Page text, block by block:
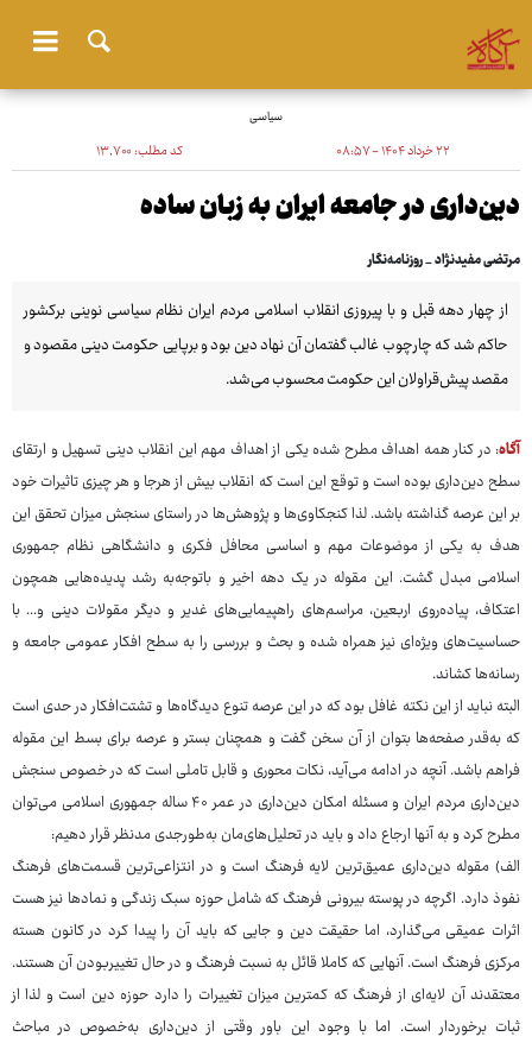
سیاسی
۲۲ خرداد ۱۴۰۴ - ۰۸:۵۷ کد مطلب:۱۳٬۷۰۰
دین‌داری در جامعه ایران به زبان ساده
مرتضی مفیدنژاد _ روزنامه‌نگار
از چهار دهه قبل و با پیروزی انقلاب اسلامی مردم ایران نظام سیاسی نوینی برکشور
حاکم شد که چارچوب غالب گفتمان آن نهاد دین بود و برپایی حکومت دینی مقصود و
مقصد پیش‌قراولان این حکومت محسوب می‌شد.
آگاه: در کنار همه اهداف مطرح شده یکی از اهداف مهم این انقلاب دینی تسهیل و ارتقای
سطح دین‌داری بوده است و توقع این است که انقلاب بیش از هرجا و هر چیزی تاثیرات خود
بر این عرصه گذاشته باشد. لذا کنجکاوی‌ها و پژوهش‌ها در راستای سنجش میزان تحقق این
هدف به یکی از موضوعات مهم و اساسی محافل فکری و دانشگاهی نظام جمهوری
اسلامی مبدل گشت. این مقوله در یک دهه اخیر و باتوجه‌به رشد پدیده‌هایی همچون
اعتکاف، پیاده‌روی اربعین، مراسم‌های راهپیمایی‌های غدیر و دیگر مقولات دینی و... با
حساسیت‌های ویژه‌ای نیز همراه شده و بحث و بررسی را به سطح افکار عمومی جامعه و
رسانه‌ها کشاند.
البته نباید از این نکته غافل بود که در این عرصه تنوع دیدگاه‌ها و تشتت‌افکار در حدی است
که به‌قدر صفحه‌ها بتوان از آن سخن گفت و همچنان بستر و عرصه برای بسط این مقوله
فراهم باشد. آنچه در ادامه می‌آید، نکات محوری و قابل تاملی است که در خصوص سنجش
دین‌داری مردم ایران و مسئله امکان دین‌داری در عمر ۴۰ ساله جمهوری اسلامی می‌توان
مطرح کرد و به آنها ارجاع داد و باید در تحلیل‌های‌مان به‌طورجدی مدنظر قرار دهیم:
الف) مقوله دین‌داری عمیق‌ترین لایه فرهنگ است و در انتزاعی‌ترین قسمت‌های فرهنگ
نفوذ دارد. اگرچه در پوسته بیرونی فرهنگ که شامل حوزه سبک زندگی و نمادها نیز هست
اثرات عمیقی می‌گذارد، اما حقیقت دین و جایی که باید آن را پیدا کرد در کانون هسته
مرکزی فرهنگ است. آنهایی که کاملا قائل به نسبت فرهنگ و در حال تغییربودن آن هستند.
معتقدند آن لایه‌ای از فرهنگ که کمترین میزان تغییرات را دارد حوزه دین است و لذا از
ثبات برخوردار است. اما با وجود این باور وقتی از دین‌داری به‌خصوص در مباحث